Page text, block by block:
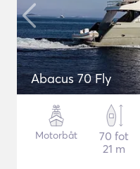
Abacus 70 Fly
Motorbåt
70 fot
21 m